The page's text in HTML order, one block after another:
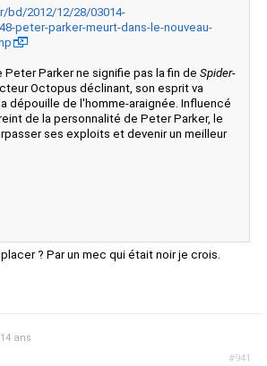
bd/2012/12/28/03014-
peter-parker-meurt-dans-le-nouveau-
Parker ne signifie pas la fin de Spider-
Octopus déclinant, son esprit va
dépouille de l'homme-araignée. Influencé
de la personnalité de Peter Parker, le
ses exploits et devenir un meilleur
? Par un mec qui était noir je crois.
#941
ans